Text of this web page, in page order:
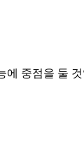
에 중점을 둘